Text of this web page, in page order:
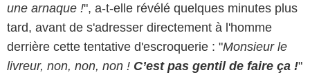
une arnaque !", a-t-elle révélé quelques minutes plus
tard, avant de s'adresser directement à l'homme
derrière cette tentative d'escroquerie : "Monsieur le
livreur, non, non, non ! C’est pas gentil de faire ça !"